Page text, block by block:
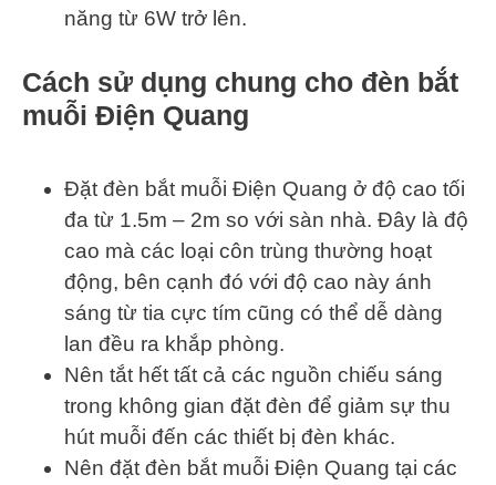
năng từ 6W trở lên.
Cách sử dụng chung cho đèn bắt
muỗi Điện Quang
Đặt đèn bắt muỗi Điện Quang ở độ cao tối
đa từ 1.5m – 2m so với sàn nhà. Đây là độ
cao mà các loại côn trùng thường hoạt
động, bên cạnh đó với độ cao này ánh
sáng từ tia cực tím cũng có thể dễ dàng
lan đều ra khắp phòng.
Nên tắt hết tất cả các nguồn chiếu sáng
trong không gian đặt đèn để giảm sự thu
hút muỗi đến các thiết bị đèn khác.
Nên đặt đèn bắt muỗi Điện Quang tại các